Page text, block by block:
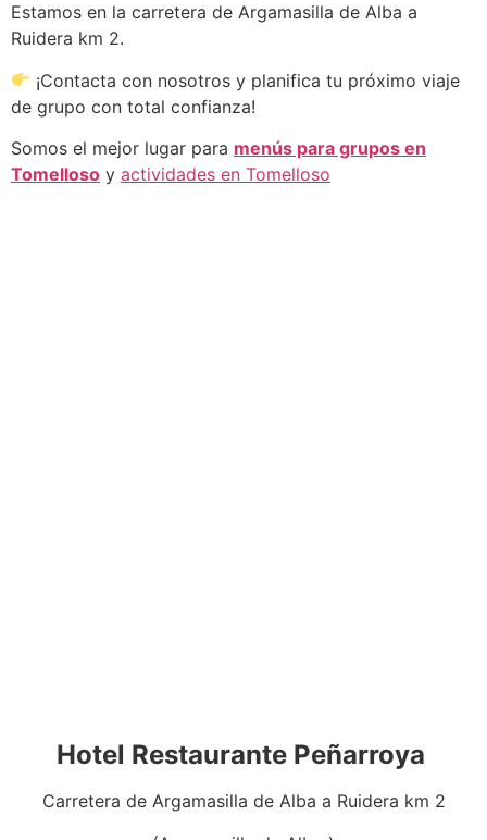
Estamos en la carretera de Argamasilla de Alba a
Ruidera km 2.
¡Contacta con nosotros y planifica tu próximo viaje
de grupo con total confianza!
Somos el mejor lugar para menús para grupos en
Tomelloso y actividades en Tomelloso
Hotel Restaurante Peñarroya
Carretera de Argamasilla de Alba a Ruidera km 2